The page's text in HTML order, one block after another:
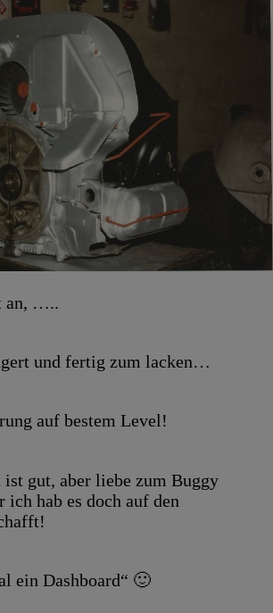
an, …..
und fertig zum lacken…
auf bestem Level!
gut, aber liebe zum Buggy
ich hab es doch auf den
ein Dashboard“ 🙂